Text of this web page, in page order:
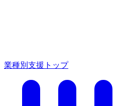
業種別支援トップ